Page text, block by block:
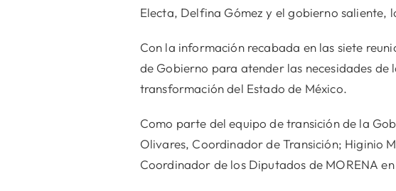
Electa, Delfina Gómez y el gobierno
Con la información recabada en las siete
de Gobierno para atender las necesidades de
transformación del Estado de México.
Como parte del equipo de transición de la
Olivares, Coordinador de Transición; Higinio
Coordinador de los Diputados de MORENA